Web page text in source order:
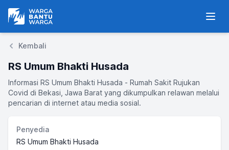
Warga Bantu Warga
Kembali
RS Umum Bhakti Husada
Informasi RS Umum Bhakti Husada - Rumah Sakit Rujukan
Covid di Bekasi, Jawa Barat yang dikumpulkan relawan melalui
pencarian di internet atau media sosial.
Penyedia
RS Umum Bhakti Husada